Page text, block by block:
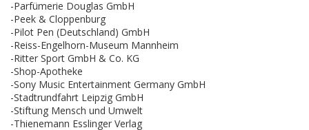
-Parfümerie Douglas GmbH
-Peek & Cloppenburg
-Pilot Pen (Deutschland) GmbH
-Reiss-Engelhorn-Museum Mannheim
-Ritter Sport GmbH & Co. KG
-Shop-Apotheke
-Sony Music Entertainment Germany GmbH
-Stadtrundfahrt Leipzig GmbH
-Stiftung Mensch und Umwelt
-Thienemann Esslinger Verlag